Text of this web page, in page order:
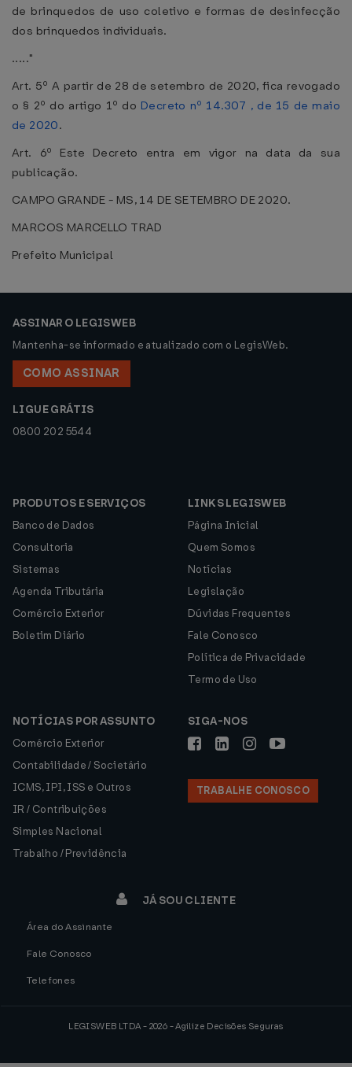
de brinquedos de uso coletivo e formas de desinfecção
dos brinquedos individuais.
....."
Art. 5º A partir de 28 de setembro de 2020, fica revogado
o § 2º do artigo 1º do Decreto nº 14.307 , de 15 de maio
de 2020.
Art. 6º Este Decreto entra em vigor na data da sua
publicação.
CAMPO GRANDE - MS, 14 DE SETEMBRO DE 2020.
MARCOS MARCELLO TRAD
Prefeito Municipal
ASSINAR O LEGISWEB
Mantenha-se informado e atualizado com o LegisWeb.
COMO ASSINAR
LIGUE GRÁTIS
0800 202 5544
PRODUTOS E SERVIÇOS
Banco de Dados
Consultoria
Sistemas
Agenda Tributária
Comércio Exterior
Boletim Diário
LINKS LEGISWEB
Página Inicial
Quem Somos
Notícias
Legislação
Dúvidas Frequentes
Fale Conosco
Política de Privacidade
Termo de Uso
NOTÍCIAS POR ASSUNTO
Comércio Exterior
Contabilidade / Societário
ICMS, IPI, ISS e Outros
IR / Contribuições
Simples Nacional
Trabalho / Previdência
SIGA-NOS
TRABALHE CONOSCO
JÁ SOU CLIENTE
Área do Assinante
Fale Conosco
Telefones
LEGISWEB LTDA - 2026 - Agilize Decisões Seguras